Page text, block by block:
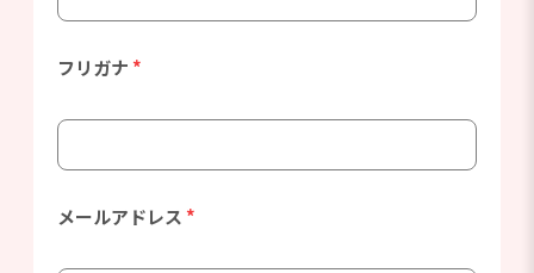
フリガナ *
メールアドレス *